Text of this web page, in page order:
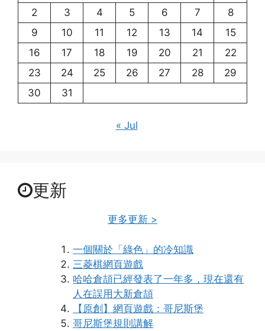
2 3 4 5 6 7
8
9
10 11 12 13 14
15
16
17 18 19 20 21
22
23
24 25 26 27 28
29
30
31
« Jul
更新
更多更新 >
一個關於「綠色」的冷知識
三菱棋網頁遊戲
哈哈倉頡已經發表了一年多，現在還有
人在誤用大新倉頡
【原創】網頁遊戲：哥尼斯堡
哥尼斯堡規則講解